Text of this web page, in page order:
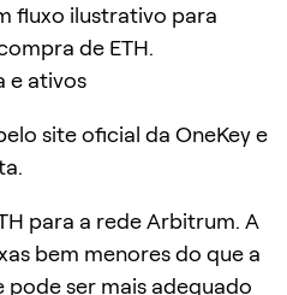
fluxo ilustrativo para
de ETH.
e ativos
site oficial da OneKey e
para a rede Arbitrum. A
bem menores do que a
pode ser mais adequado